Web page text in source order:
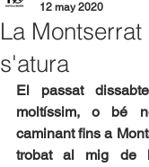
La Montserrat
s'atura
12 may 2020
El passat
moltíssim, o bé
caminant fins a
trobat al mig de